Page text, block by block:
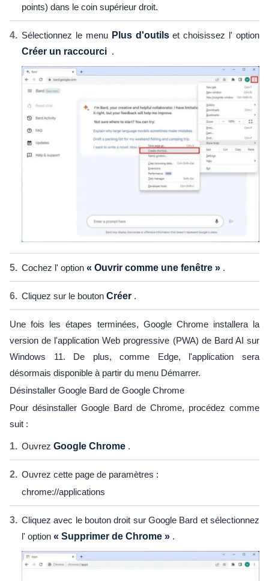
points) dans le coin supérieur droit.
Sélectionnez le menu Plus d'outilset choisissez l' option
Créer un raccourci .
Cochez l' option « Ouvrir comme une fenêtre » .
Cliquez sur le bouton Créer .
Une fois les étapes terminées, Google Chrome installera la
version de l'application Web progressive (PWA) de Bard AI sur
Windows 11. De plus, comme Edge, l'application sera
désormais disponible à partir du menu Démarrer.
Désinstaller Google Bard de Google Chrome
Pour désinstaller Google Bard de Chrome, procédez comme
suit :
Ouvrez Google Chrome .
Ouvrez cette page de paramètres :
chrome://applications
Cliquez avec le bouton droit sur Google Bard et sélectionnez
l' option « Supprimer de Chrome » .